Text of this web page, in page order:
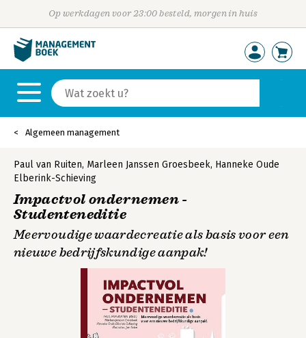
Op werkdagen voor 23:00 besteld, morgen in huis
Algemeen management
Paul van Ruiten, Marleen Janssen Groesbeek, Hanneke Oude
Elberink-Schieving
Impactvol ondernemen -
Studenteneditie
Meervoudige waardecreatie als basis voor een
nieuwe bedrijfskundige aanpak!